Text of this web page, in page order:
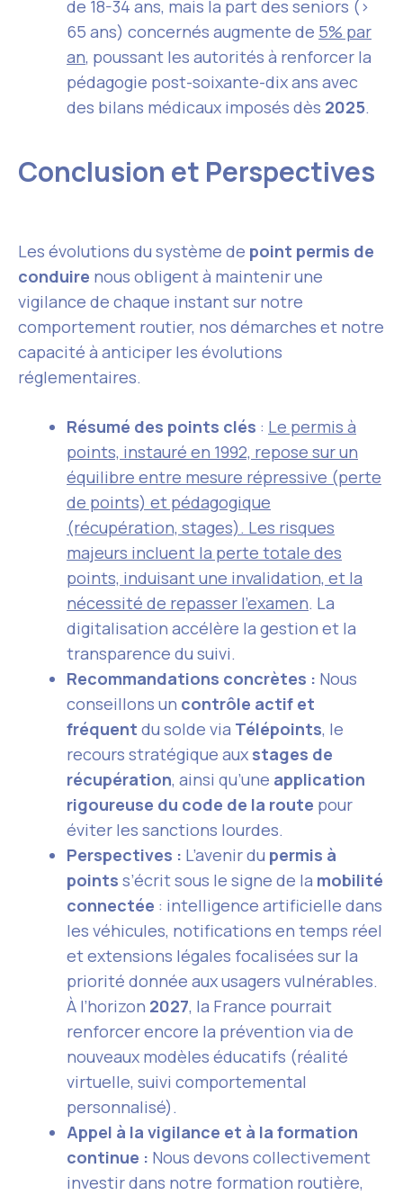
de 18-34 ans, mais la part des seniors (>
65 ans) concernés augmente de 5% par
an, poussant les autorités à renforcer la
pédagogie post-soixante-dix ans avec
des bilans médicaux imposés dès 2025.
Conclusion et Perspectives
Les évolutions du système de point permis de
conduire nous obligent à maintenir une
vigilance de chaque instant sur notre
comportement routier, nos démarches et notre
capacité à anticiper les évolutions
réglementaires.
Résumé des points clés : Le permis à
points, instauré en 1992, repose sur un
équilibre entre mesure répressive (perte
de points) et pédagogique
(récupération, stages). Les risques
majeurs incluent la perte totale des
points, induisant une invalidation, et la
nécessité de repasser l’examen. La
digitalisation accélère la gestion et la
transparence du suivi.
Recommandations concrètes : Nous
conseillons un contrôle actif et
fréquent du solde via Télépoints, le
recours stratégique aux stages de
récupération, ainsi qu’une application
rigoureuse du code de la route pour
éviter les sanctions lourdes.
Perspectives : L’avenir du permis à
points s’écrit sous le signe de la mobilité
connectée : intelligence artificielle dans
les véhicules, notifications en temps réel
et extensions légales focalisées sur la
priorité donnée aux usagers vulnérables.
À l’horizon 2027, la France pourrait
renforcer encore la prévention via de
nouveaux modèles éducatifs (réalité
virtuelle, suivi comportemental
personnalisé).
Appel à la vigilance et à la formation
continue : Nous devons collectivement
investir dans notre formation routière,